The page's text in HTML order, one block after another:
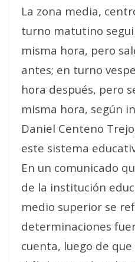
La zona media,
turno matutino
misma hora, pero
antes; en turno
hora después, pero
misma hora, según
Daniel Centeno
este sistema
En un comunicado
de la institución
medio superior se
determinaciones
cuenta, luego de